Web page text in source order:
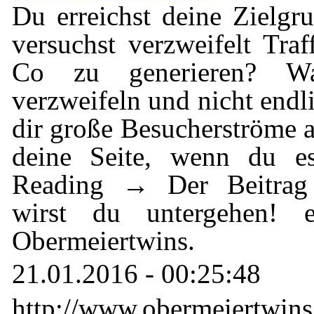
Du erreichst deine
versuchst verzweifelt
Co zu generieren?
verzweifeln und nicht
dir große Besucherströme
deine Seite, wenn du
Reading → Der Beitrag
wirst du untergehen!
Obermeiertwins.
21.01.2016 - 00:25:48